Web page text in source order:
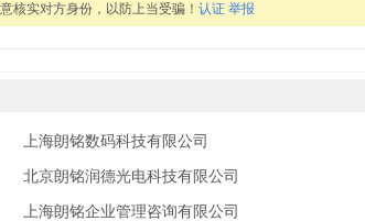
核实对方身份，以防上当受骗！ 认证 举报
上海朗铭数码科技有限公司
北京朗铭润德光电科技有限公司
上海朗铭企业管理咨询有限公司